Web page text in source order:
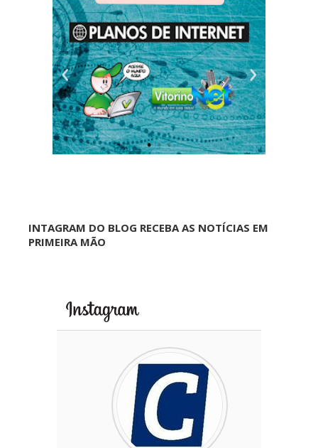
INTAGRAM DO BLOG RECEBA AS NOTÍCIAS EM
PRIMEIRA MÃO